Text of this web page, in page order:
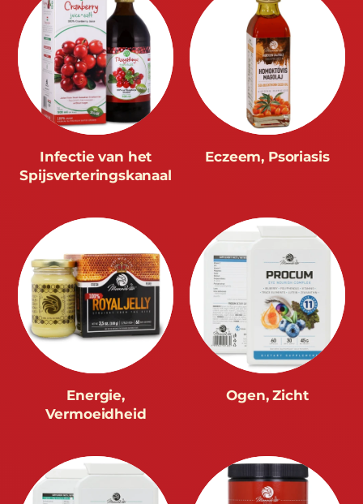
Infectie van het
Spijsverteringskanaal
Eczeem, Psoriasis
Energie,
Vermoeidheid
Ogen, Zicht